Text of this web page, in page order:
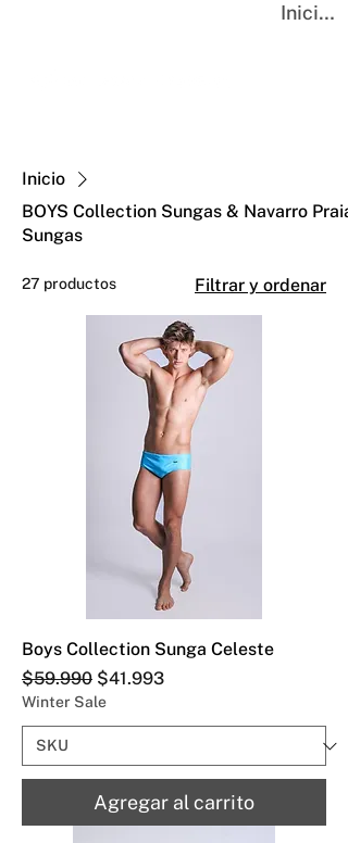
Iniciar
Inicio
BOYS Collection Sungas & Navarro Praia
Sungas
27 productos Filtrar y ordenar
Boys Collection Sunga Celeste
Precio
$59.990 Precio de oferta
$41.993
Winter Sale
Agregar al carrito